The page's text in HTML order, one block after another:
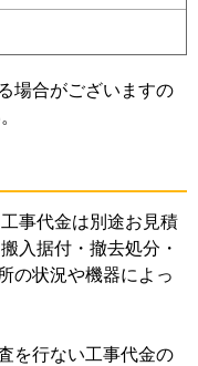
場合がございますの
事代金は別途お見積
入据付・撤去処分・
の状況や機器によっ
を行ない工事代金の